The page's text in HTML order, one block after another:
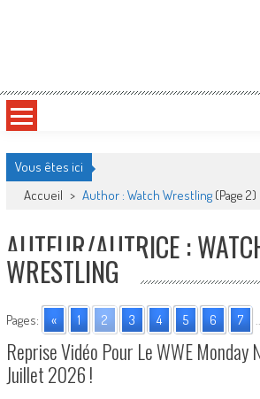
Vous êtes ici
Accueil > Author : Watch Wrestling(Page 2)
AUTEUR/AUTRICE :
WRESTLING
Pages: « 1 2 3 4 5 6 7
Reprise Vidéo Pour Le WWE Monday
Juillet 2026 !